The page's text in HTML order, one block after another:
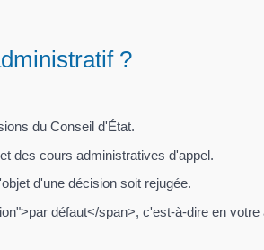
?
du Conseil d'État.
des cours administratives d'appel.
d'une décision soit rejugée.
défaut</span>, c'est-à-dire en